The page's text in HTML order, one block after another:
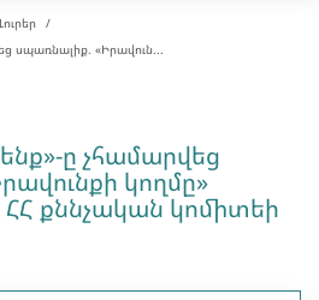
Լուրեր
սպառնալիք. «Իրավուն...
ը չհամարվեց
կողմը»
ՀՀ քննչական կոմիտեի